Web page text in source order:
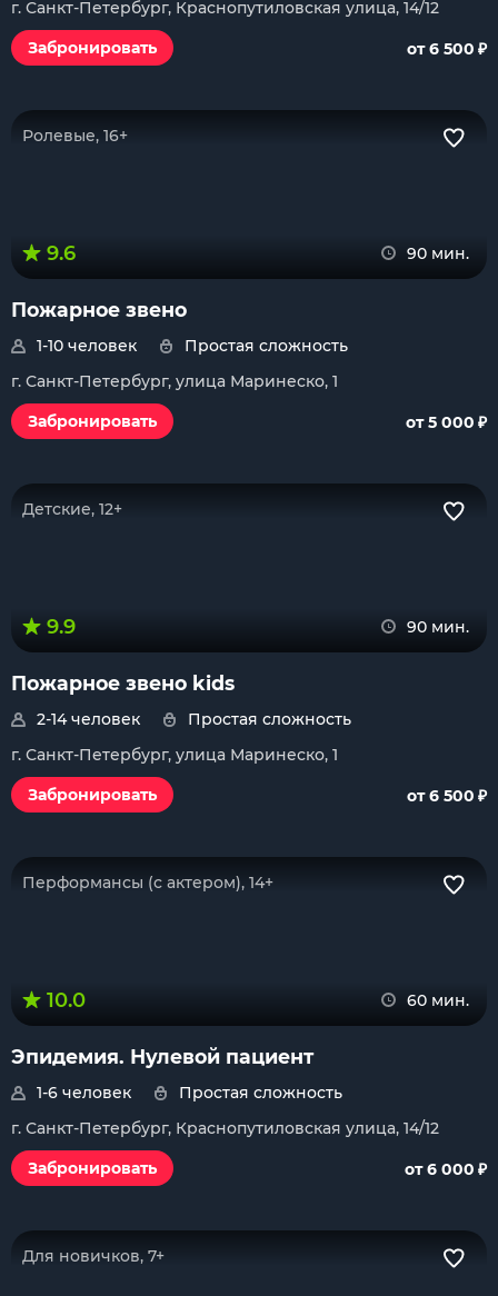
г. Санкт-Петербург, Краснопутиловская улица, 14/12
Забронировать
от 6 500 ₽
Ролевые, 16+
9.6 90 мин.
Пожарное звено
1-10 человек
Простая сложность
г. Санкт-Петербург, улица Маринеско, 1
Забронировать
от 5 000 ₽
Детские, 12+
9.9 90 мин.
Пожарное звено kids
2-14 человек
Простая сложность
г. Санкт-Петербург, улица Маринеско, 1
Забронировать
от 6 500 ₽
Перформансы (с актером), 14+
10.0 60 мин.
Эпидемия. Нулевой пациент
1-6 человек
Простая сложность
г. Санкт-Петербург, Краснопутиловская улица, 14/12
Забронировать
от 6 000 ₽
Для новичков, 7+